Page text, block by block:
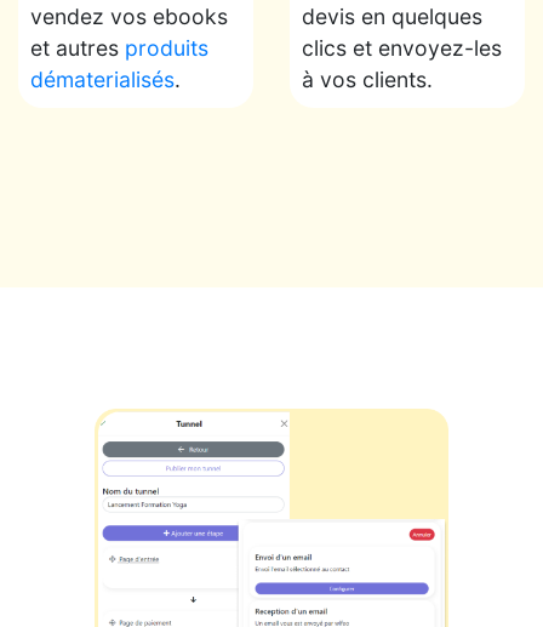
vendez vos ebooks
et autres produits
dématerialisés.
devis en quelques
clics et envoyez-les
à vos clients.